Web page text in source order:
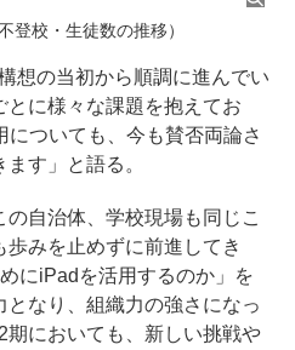
登校・生徒数の推移）
想の当初から順調に進んでい
とに様々な課題を抱えてお
についても、今も賛否両論さ
す」と語る。
自治体、学校現場も同じこ
みを止めずに前進してき
にiPadを活用するのか」を
なり、組織力の強さになっ
期においても、新しい挑戦や